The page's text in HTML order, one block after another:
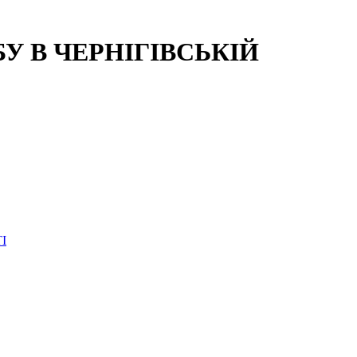
ЧЕРНІГІВСЬКІЙ